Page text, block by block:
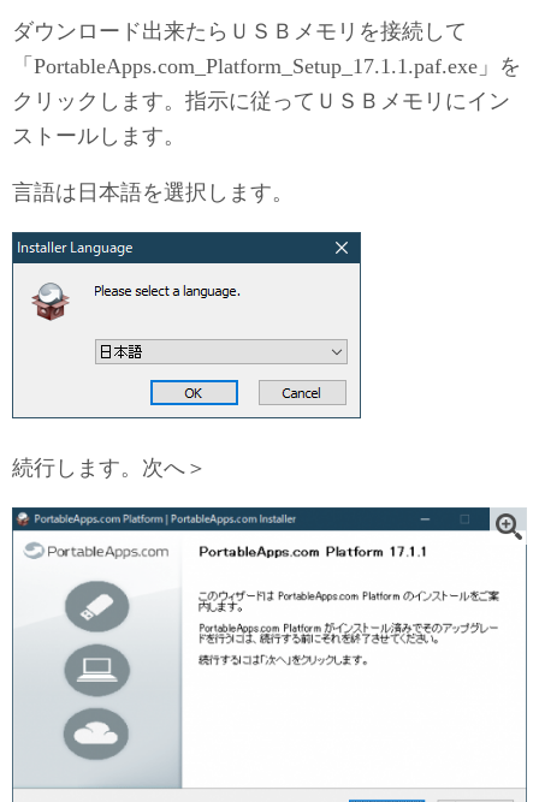
ダウンロード出来たらＵＳＢメモリを接続して
「PortableApps.com_Platform_Setup_17.1.1.paf.exe」を
クリックします。指示に従ってＵＳＢメモリにイン
ストールします。
言語は日本語を選択します。
続行します。次へ＞